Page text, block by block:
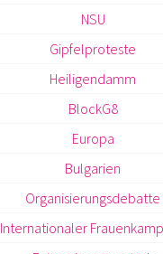
NSU
Gipfelproteste
Heiligendamm
BlockG8
Europa
Bulgarien
Organisierungsdebatte
Internationaler